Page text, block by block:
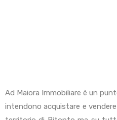
Ad Maiora Immobiliare è un
intendono acquistare e